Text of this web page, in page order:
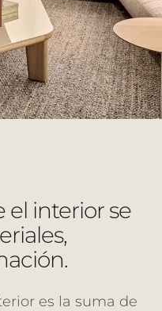
el interior se
es la suma de